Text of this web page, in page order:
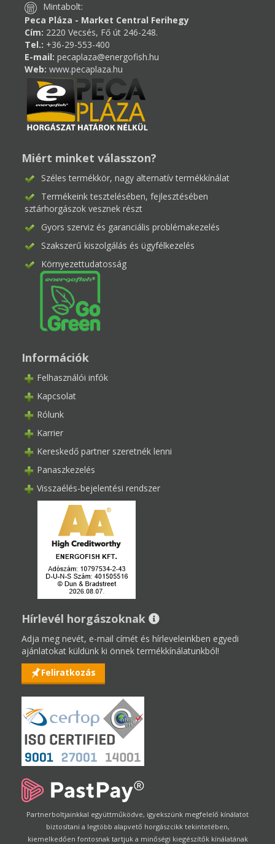
Mintabolt:
Peca Pláza - Market Central Ferihegy
Cím: 2220 Vecsés, Fő út 246-248.
Tel.: +36-29-553-400
E-mail: pecaplaza@energofish.hu
Web: www.pecaplaza.hu
Miért minket válasszon?
Széles termékkör, nagy alternatív termékkínálat
Termékeink tesztelésében, fejlesztésében
sztárhorgászok vesznek részt
Gyors szerviz és garanciális problémakezelés
Szakszerű kiszolgálás és ügyfélkezelés
Környezettudatosság
Információk
Felhasználói infók
Kapcsolat
Rólunk
Karrier
Kereskedő partner szeretnék lenni
Panaszkezelés
Visszaélés-bejelentési rendszer
Hírlevél horgászoknak
Adja meg nevét, e-mail címét és hírleveleinkben egyedi
ajánlatokat küldünk ki önnek termékkínálatunkból!
Feliratkozás
Partnerboltjainkkal együttműködve, igyekszünk megfelelő kínálatot
biztosítani a legtöbb alapvető horgászcikk tekintetében,
kiemelkedően fontosnak tartjuk a minőségi kiegészítők kínálatának